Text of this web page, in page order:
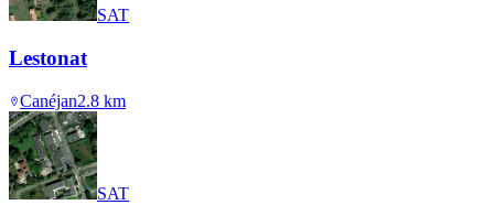
SAT
Lestonat
Canéjan2.8 km
SAT